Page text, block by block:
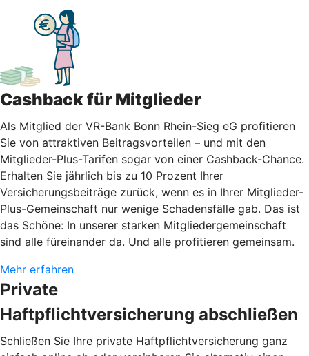
Cashback für Mitglieder
Als Mitglied der VR-Bank Bonn Rhein-Sieg eG profitieren
Sie von attraktiven Beitragsvorteilen – und mit den
Mitglieder-Plus-Tarifen sogar von einer Cashback-Chance.
Erhalten Sie jährlich bis zu 10 Prozent Ihrer
Versicherungsbeiträge zurück, wenn es in Ihrer Mitglieder-
Plus-Gemeinschaft nur wenige Schadensfälle gab. Das ist
das Schöne: In unserer starken Mitgliedergemeinschaft
sind alle füreinander da. Und alle profitieren gemeinsam.
Mehr erfahren
Private
Haftpflichtversicherung abschließen
Schließen Sie Ihre private Haftpflichtversicherung ganz